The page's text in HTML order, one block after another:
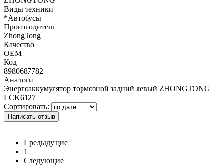
Виды техники
*Автобусы
Производитель
ZhongTong
Качество
OEM
Код
8980687782
Аналоги
Энергоаккумулятор тормозной задний левый ZHONGTONG
LCK6127
Сортировать:
Написать отзыв
Предыдущие
1
Следующие